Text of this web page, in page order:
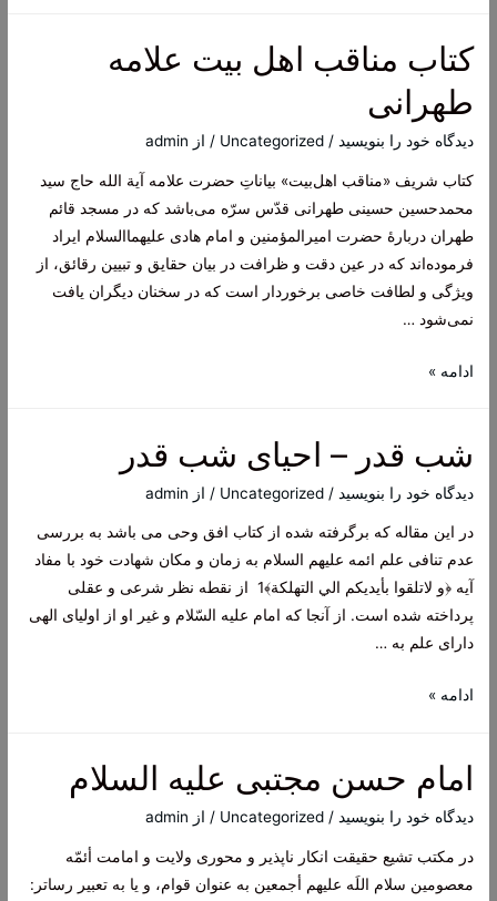
قاضی
ماه‌های
رجب
رمضان
مبارک
کتاب مناقب اهل بیت علامه
طهرانی
دیدگاه‌ خود را بنویسید /
Uncategorized / از admin
کتاب شریف «مناقب اهل‌بیت» بیاناتِ حضرت علامه آیة الله حاج سید
محمد‌حسین حسینی طهرانی قدّس سرّه می‌باشد که در مسجد قائم
طهران دربارۀ حضرت امیرالمؤمنین و امام هادی علیهما‌السلام ایراد
فرموده‌اند که در عین دقت و ظرافت در بیان حقایق و تبیین رقائق، از
ویژگی و لطافت خاصی برخوردار است که در سخنان دیگران یافت
نمی‌شود …
کتاب
بیت
علامه
ادامه »
شب قدر – احیای شب قدر
دیدگاه‌ خود را بنویسید /
Uncategorized / از admin
در این مقاله که برگرفته شده از کتاب افق وحی می باشد به بررسی
عدم تنافی علم ائمه علیهم السلام به زمان و مکان شهادت خود با مفاد
آیه ﴿و لاتلقوا بأيديكم الي التهلكة﴾1 از نقطه نظر شرعی و عقلی
پرداخته شده است. از آنجا که امام علیه السّلام و غیر او از اولیای الهی
دارای علم به …
شب
احیای
شب
ادامه »
امام حسن مجتبی علیه السلام
دیدگاه‌ خود را بنویسید /
Uncategorized / از admin
در مکتب تشیع حقیقت انکار ناپذیر و محورى ولایت و امامت أئمّه
معصومین سلام اللَه علیهم أجمعین به عنوان قوام، و یا به تعبیر رساتر: